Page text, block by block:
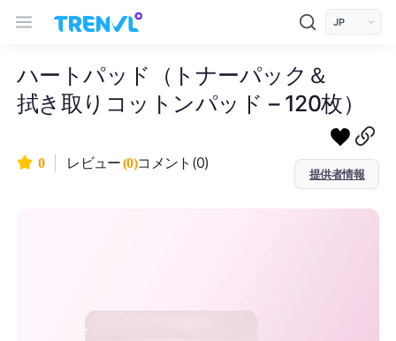
언어 선택
ハートパッド（トナーパック＆
拭き取りコットンパッド – 120枚）
提供者情報
0 レビュー(0)コメント(0)